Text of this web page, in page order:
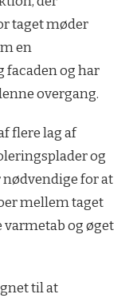
taget møder
en
facaden og har
overgang.
flere lag af
og
for at
mellem taget
og øget
til at